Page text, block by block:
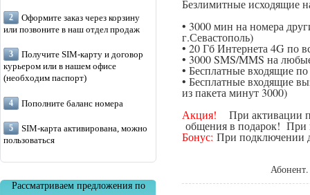
Оформите заказ через корзину
или позвоните в наш отдел продаж
Получите SIM-карту и договор
курьером или в нашем офисе
(необходим паспорт)
Пополните баланс номера
SIM-карта активирована, можно
пользоваться
Рассматриваем предложения по
Безлимитные исходящие
• 3000 мин на номера
г.Севастополь)
• 20 Гб Интернета 4G по
• 3000 SMS/MMS на
• Бесплатные входящие
• Бесплатные входящие
из пакета минут 3000)
Акция! При активации
общения в подарок! При
Бонус: При подключении